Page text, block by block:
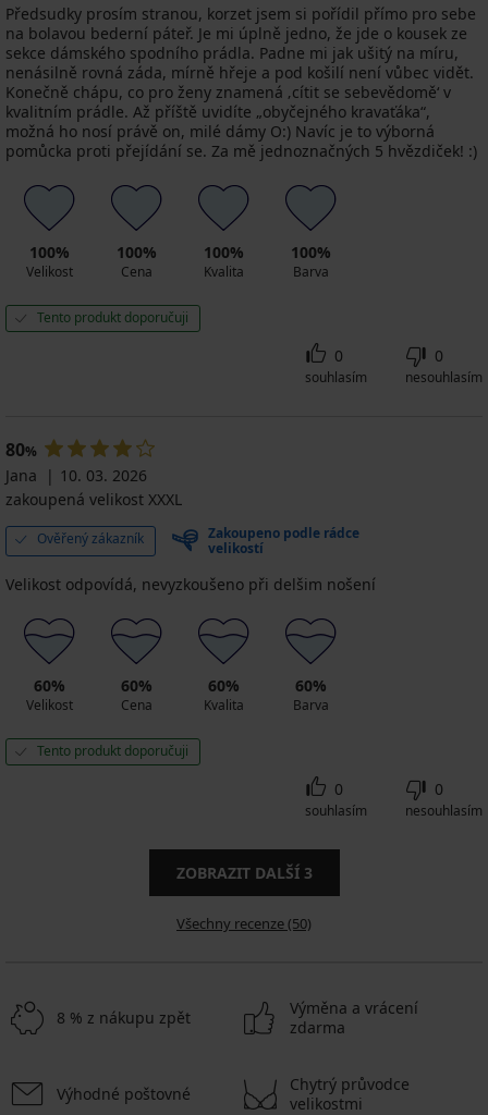
Předsudky prosím stranou, korzet jsem si pořídil přímo pro sebe
na bolavou bederní páteř. Je mi úplně jedno, že jde o kousek ze
sekce dámského spodního prádla. Padne mi jak ušitý na míru,
nenásilně rovná záda, mírně hřeje a pod košilí není vůbec vidět.
Konečně chápu, co pro ženy znamená ‚cítit se sebevědomě‘ v
kvalitním prádle. Až příště uvidíte „obyčejného kravaťáka“,
možná ho nosí právě on, milé dámy O:) Navíc je to výborná
pomůcka proti přejídání se. Za mě jednoznačných 5 hvězdiček! :)
100%
Velikost
100%
Cena
100%
Kvalita
100%
Barva
Tento produkt doporučuji
0
souhlasím
0
nesouhlasím
80%
Jana
10. 03. 2026
zakoupená velikost XXXL
Ověřený zákazník
Zakoupeno podle rádce
velikostí
Velikost odpovídá, nevyzkoušeno při delšim nošení
60%
Velikost
60%
Cena
60%
Kvalita
60%
Barva
Tento produkt doporučuji
0
souhlasím
0
nesouhlasím
ZOBRAZIT DALŠÍ 3
Všechny recenze (50)
8 % z nákupu zpět
Výměna a vrácení
zdarma
Výhodné poštovné
Chytrý průvodce
velikostmi